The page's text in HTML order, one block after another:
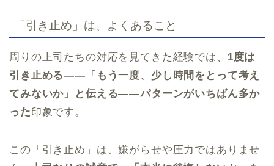
「引き止め」は、よくあること
周りの上司たちの対応を見てきた経験では、 1度は
引き止める——「もう一度、少し時間をとって考え
てみないか」と伝える——パターンがいちばん多か
った印象です。
この「引き止め」は、嫌がらせや圧力ではありませ